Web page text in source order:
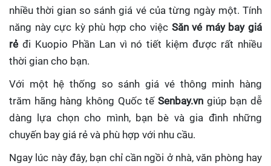
nhiều thời gian so sánh giá vé của từng ngày một. Tính
năng này cực kỳ phù hợp cho việc Săn vé máy bay giá
rẻ đi Kuopio Phần Lan vì nó tiết kiệm được rất nhiều
thời gian cho bạn.
Với một hệ thống so sánh giá vé thông minh hàng
trăm hãng hàng không Quốc tế Senbay.vn giúp bạn dễ
dàng lựa chọn cho mình, bạn bè và gia đình những
chuyến bay giá rẻ và phù hợp với nhu cầu.
Ngay lúc này đây, bạn chỉ cần ngồi ở nhà, văn phòng hay